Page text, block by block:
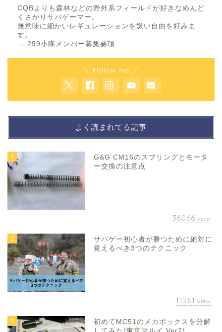
CQBよりも森林などの野外系フィールドが好きなめんど
くさがりサバゲーマー。
無意味に細かいレギュレーションを嫌い自由を好みま
す。
→ 299小隊メンバー募集要項
＼ Follow me ／
よく読まれてる記事
1
G&G CM16のスプリングとモータ
ー交換の注意点
36066 view
2
サバゲー初心者が勝つために絶対に
覚えるべき3つのテクニック
11261 view
3
初めてMC51のメカボックスを分解